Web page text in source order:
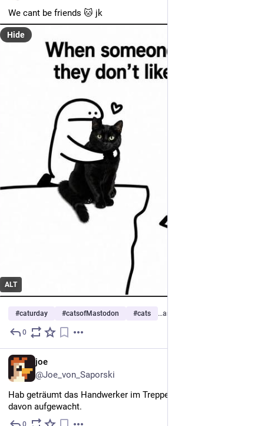
We cant be friends 🐱 jk
ALT
Hide
#caturday #catsofMastodon #cats …and 6 more
0
joe
@Joe_von_Saporski
Hab geträumt das Handwerker im Treppenhaus rumlärmen. Bin
davon aufgewacht.
0